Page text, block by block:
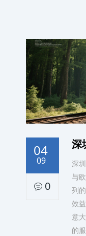
04
09
0
深
深
与
列
效
意
的